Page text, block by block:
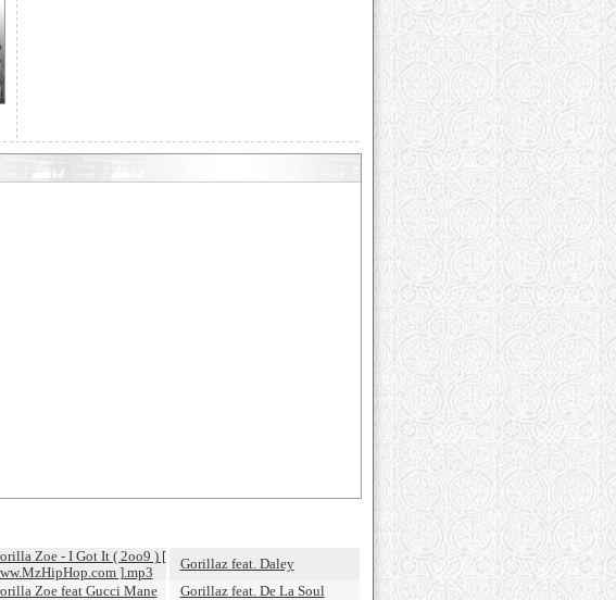
Zoe - I Got It ( 2oo9 ) [
].mp3
Gorillaz feat. Daley
Zoe feat Gucci Mane Gorillaz feat. De La Soul